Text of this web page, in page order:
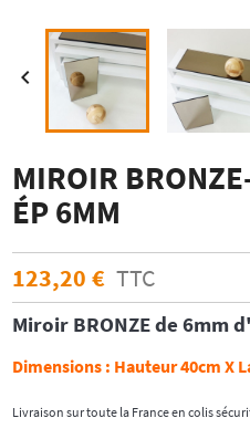

MIROIR
ÉP 6MM
123,20 € TTC
Miroir BRONZEde 6mm
Dimensions : Hauteur 40cm X
Livraison sur toute la France en colis